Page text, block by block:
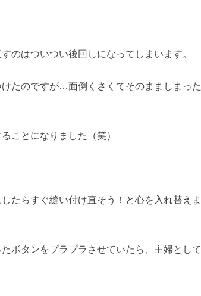
のはついつい後回しになってしまいます。
たのですが…面倒くさくてそのまましまった
ことになりました（笑）
たらすぐ縫い付け直そう！と心を入れ替えま
ボタンをプラプラさせていたら、主婦として